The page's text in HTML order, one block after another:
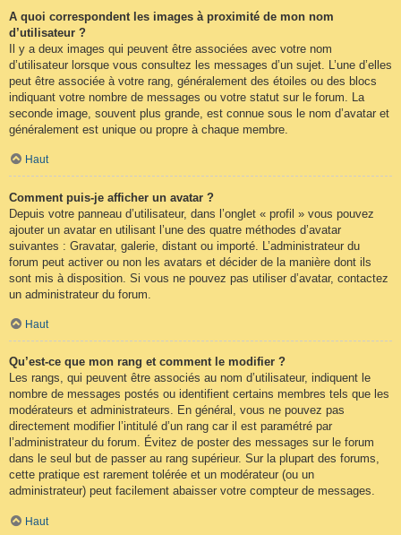
A quoi correspondent les images à proximité de mon nom
d’utilisateur ?
Il y a deux images qui peuvent être associées avec votre nom
d’utilisateur lorsque vous consultez les messages d’un sujet. L’une d’elles
peut être associée à votre rang, généralement des étoiles ou des blocs
indiquant votre nombre de messages ou votre statut sur le forum. La
seconde image, souvent plus grande, est connue sous le nom d’avatar et
généralement est unique ou propre à chaque membre.
Haut
Comment puis-je afficher un avatar ?
Depuis votre panneau d’utilisateur, dans l’onglet « profil » vous pouvez
ajouter un avatar en utilisant l’une des quatre méthodes d’avatar
suivantes : Gravatar, galerie, distant ou importé. L’administrateur du
forum peut activer ou non les avatars et décider de la manière dont ils
sont mis à disposition. Si vous ne pouvez pas utiliser d’avatar, contactez
un administrateur du forum.
Haut
Qu’est-ce que mon rang et comment le modifier ?
Les rangs, qui peuvent être associés au nom d’utilisateur, indiquent le
nombre de messages postés ou identifient certains membres tels que les
modérateurs et administrateurs. En général, vous ne pouvez pas
directement modifier l’intitulé d’un rang car il est paramétré par
l’administrateur du forum. Évitez de poster des messages sur le forum
dans le seul but de passer au rang supérieur. Sur la plupart des forums,
cette pratique est rarement tolérée et un modérateur (ou un
administrateur) peut facilement abaisser votre compteur de messages.
Haut